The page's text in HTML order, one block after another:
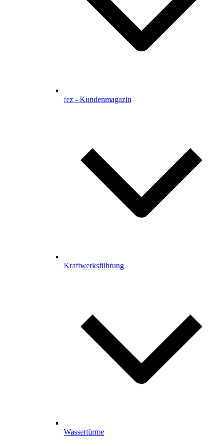
fez - Kundenmagazin
Kraftwerksführung
Wassertürme